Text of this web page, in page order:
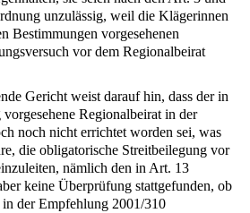
unzulässig, weil die Klägerinnen
Bestimmungen vorgesehenen
vor dem Regionalbeirat
Gericht weist darauf hin, dass der in
Regionalbeirat in der
noch nicht errichtet worden sei, was
die obligatorische Streitbeilegung vor
nämlich den in Art. 13
keine Überprüfung stattgefunden, ob
der Empfehlung 2001/310